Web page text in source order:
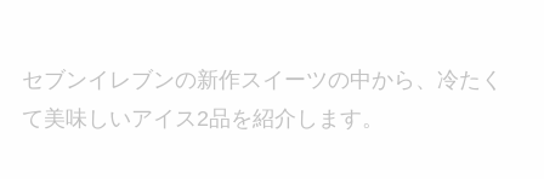
セブンイレブンの新作スイーツの中から、冷たく
て美味しいアイス2品を紹介します。